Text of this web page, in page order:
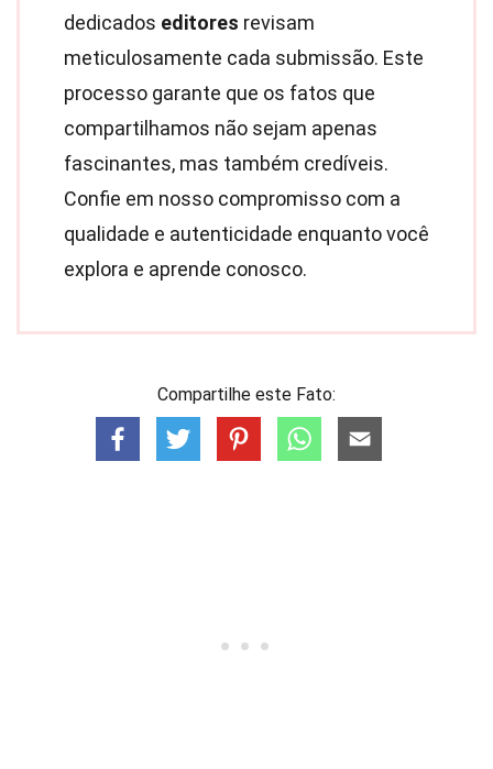
dedicados editores revisam
meticulosamente cada submissão. Este
processo garante que os fatos que
compartilhamos não sejam apenas
fascinantes, mas também credíveis.
Confie em nosso compromisso com a
qualidade e autenticidade enquanto você
explora e aprende conosco.
Compartilhe este Fato: